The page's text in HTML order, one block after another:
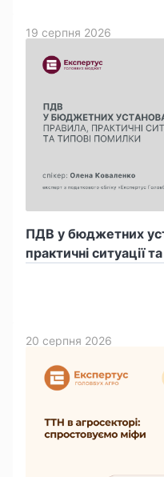
ПДВ у бюджетних
практичні ситуації
19 серпня 2026
20 серпня 2026